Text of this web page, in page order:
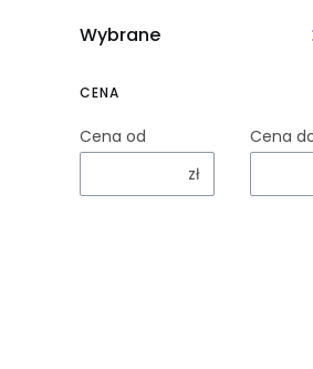
Wybrane
CENA
Cena od
zł
Cena